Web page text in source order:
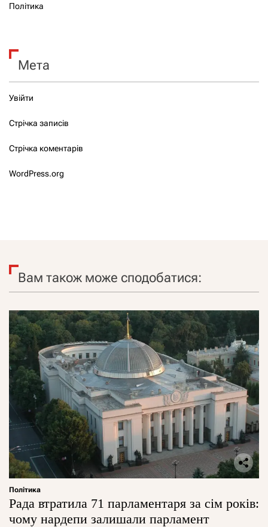
Політика
Мета
Увійти
Стрічка записів
Стрічка коментарів
WordPress.org
Вам також може сподобатися:
Політика
Рада втратила 71 парламентаря за сім років:
чому нардепи залишали парламент